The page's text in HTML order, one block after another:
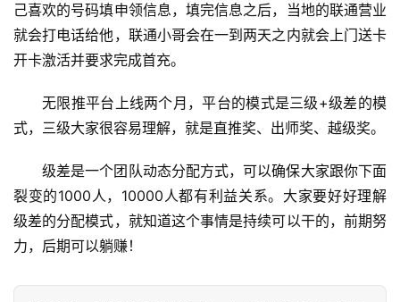
己喜欢的号码填申领信息，填完信息之后，当地的联通营业
就会打电话给他，联通小哥会在一到两天之内就会上门送卡
开卡激活并要求完成首充。
无限推平台上线两个月，平台的模式是三级+级差的模
式，三级大家很容易理解，就是直推奖、出师奖、越级奖。
级差是一个团队动态分配方式，可以确保大家跟你下面
裂变的1000人，10000人都有利益关系。大家要好好理解
级差的分配模式，就知道这个事情是持续可以干的，前期努
力，后期可以躺赚！